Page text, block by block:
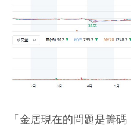
「金居現在的問題是籌